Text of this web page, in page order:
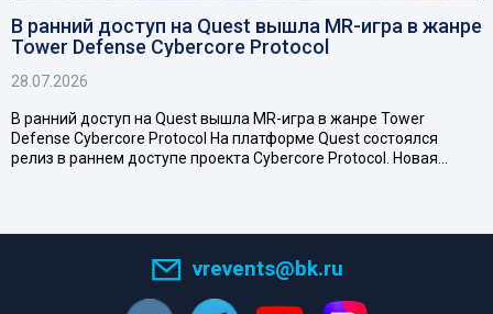
В ранний доступ на Quest вышла MR-игра в жанре
Tower Defense Cybercore Protocol
28.07.2026
В ранний доступ на Quest вышла MR-игра в жанре Tower
Defense Cybercore Protocol На платформе Quest состоялся
релиз в раннем доступе проекта Cybercore Protocol. Новая…
vrevents@bk.ru